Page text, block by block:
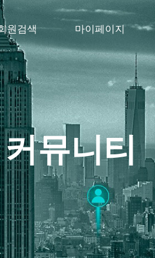
원검색 마이페이지
커뮤니티